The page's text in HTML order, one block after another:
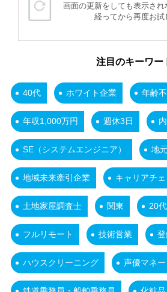
画面の更新をしても表示され
経ってから再度お試
注目のキーワー
40代 ホワイト企業 年齢
年収1,000万円 週休3日
SE（システムエンジニア） 地
地域未来牽引企業 キャリアチ
土地家屋調査士 関東 20
フルリモート 技術営業
ハウスクリーニング 声優マネ